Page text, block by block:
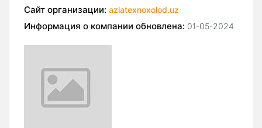
Сайт организации: aziatexnoxolod.uz
Информация о компании обновлена: 01-05-2024